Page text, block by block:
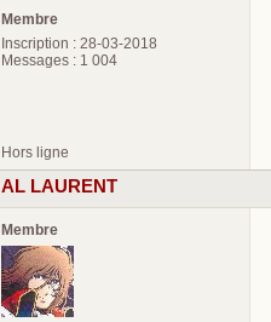
Membre
Inscription : 28-03-2018
Messages : 1 004
Hors ligne
AL LAURENT
Membre